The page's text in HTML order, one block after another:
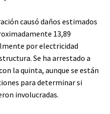
causó daños estimados
13,89
por electricidad
Se ha arrestado a
la quinta, aunque se están
para determinar si
involucradas.